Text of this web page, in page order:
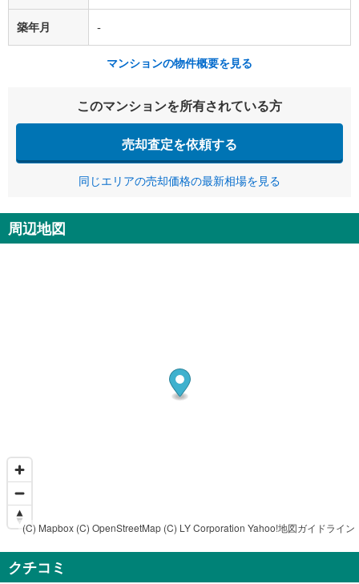
築年月 -
マンションの物件概要を見る
このマンションを所有されている方
売却査定を依頼する
同じエリアの売却価格の最新相場を見る
周辺地図
(C) Mapbox (C) OpenStreetMap (C) LY Corporation Yahoo!地図ガイドライン
クチコミ